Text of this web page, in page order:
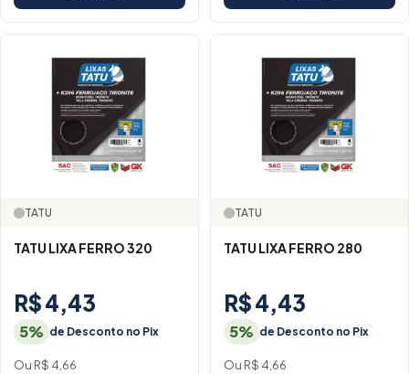
TATU
TATU LIXA FERRO 320
R$ 4,43
5% de Desconto no Pix
Ou R$ 4,66
TATU
TATU LIXA FERRO 280
R$ 4,43
5% de Desconto no Pix
Ou R$ 4,66